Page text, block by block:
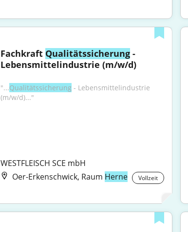
Fachkraft Qualitätssicherung -
Lebensmittelindustrie (m/w/d)
"...Qualitätssicherung - Lebensmittelindustrie
(m/w/d)..."
WESTFLEISCH SCE mbH
Oer-Erkenschwick, Raum Herne Vollzeit